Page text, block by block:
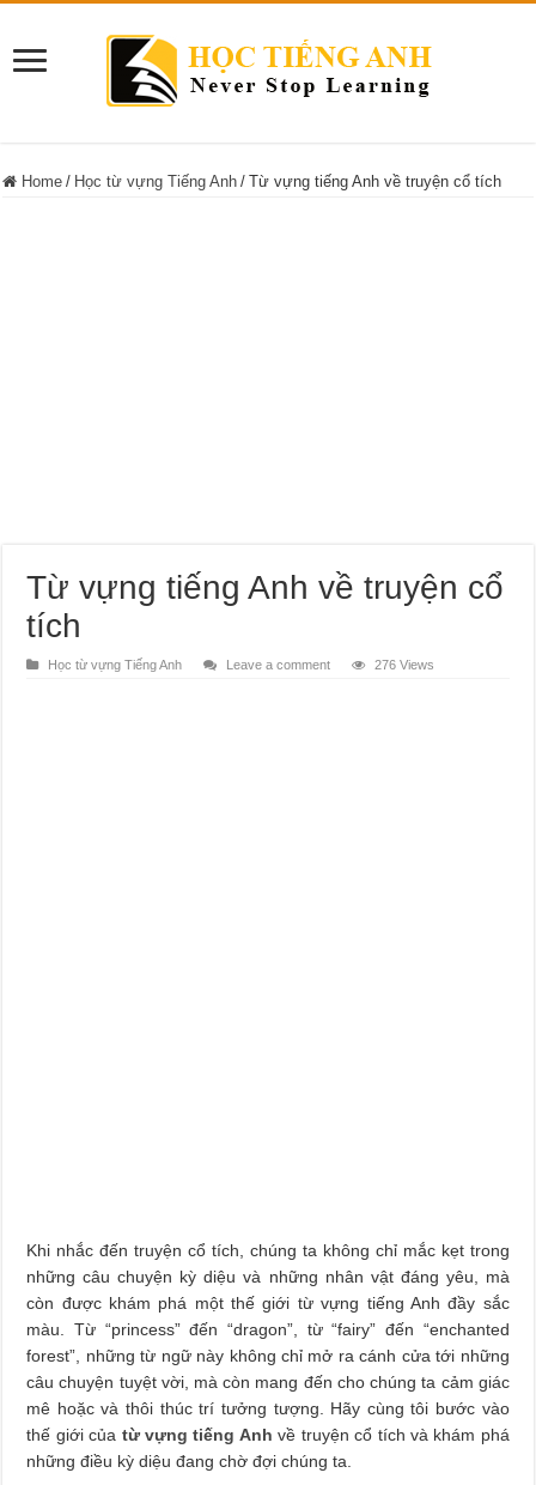
Home / Học từ vựng Tiếng Anh / Từ vựng tiếng Anh về truyện cổ tích
Từ vựng tiếng Anh về truyện cổ
tích
Học từ vựng Tiếng Anh Leave a comment 276 Views
Khi nhắc đến truyện cổ tích, chúng ta không chỉ mắc kẹt trong
những câu chuyện kỳ diệu và những nhân vật đáng yêu, mà
còn được khám phá một thế giới từ vựng tiếng Anh đầy sắc
màu. Từ “princess” đến “dragon”, từ “fairy” đến “enchanted
forest”, những từ ngữ này không chỉ mở ra cánh cửa tới những
câu chuyện tuyệt vời, mà còn mang đến cho chúng ta cảm giác
mê hoặc và thôi thúc trí tưởng tượng. Hãy cùng tôi bước vào
thế giới của từ vựng tiếng Anh về truyện cổ tích và khám phá
những điều kỳ diệu đang chờ đợi chúng ta.